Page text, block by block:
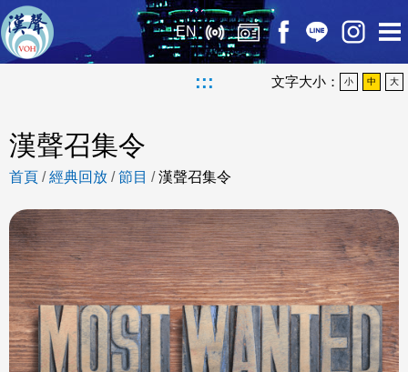
EN
::: 文字大小： 小 中 大
漢聲召集令
首頁 /經典回放 /節目 /漢聲召集令